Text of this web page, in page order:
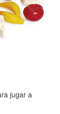
jugar a